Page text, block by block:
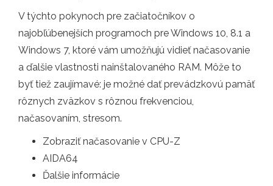
V týchto pokynoch pre začiatočníkov o
najobľúbenejších programoch pre Windows 10, 8.1 a
Windows 7, ktoré vám umožňujú vidieť načasovanie
a ďalšie vlastnosti nainštalovaného RAM. Môže to
byť tiež zaujímavé: je možné dať prevádzkovú pamäť
rôznych zväzkov s rôznou frekvenciou,
načasovaním, stresom.
Zobraziť načasovanie v CPU-Z
AIDA64
Ďalšie informácie